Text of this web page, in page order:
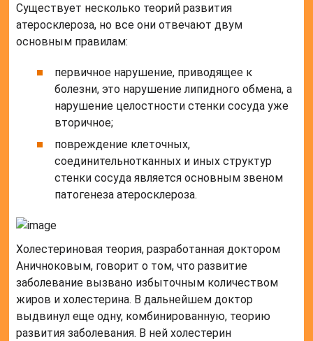
Существует несколько теорий развития
атеросклероза, но все они отвечают двум
основным правилам:
первичное нарушение, приводящее к
болезни, это нарушение липидного обмена, а
нарушение целостности стенки сосуда уже
вторичное;
повреждение клеточных,
соединительнотканных и иных структур
стенки сосуда является основным звеном
патогенеза атеросклероза.
Холестериновая теория, разработанная доктором
Аничноковым, говорит о том, что развитие
заболевание вызвано избыточным количеством
жиров и холестерина. В дальнейшем доктор
выдвинул еще одну, комбинированную, теорию
развития заболевания. В ней холестерин